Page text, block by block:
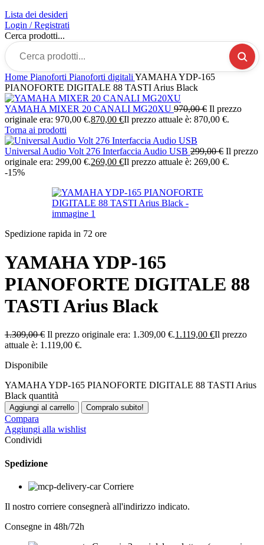
Lista dei desideri
Login / Registrati
Cerca prodotti...
Home Pianoforti Pianoforti digitali YAMAHA YDP-165
PIANOFORTE DIGITALE 88 TASTI Arius Black
YAMAHA MIXER 20 CANALI MG20XU 970,00€ Il prezzo
originale era: 970,00 €.870,00 €Il prezzo attuale è: 870,00 €.
Torna ai prodotti
Universal Audio Volt 276 Interfaccia Audio USB 299,00€ Il prezzo
originale era: 299,00 €.269,00 €Il prezzo attuale è: 269,00 €.
-15%
Spedizione rapida in 72 ore
YAMAHA YDP-165
PIANOFORTE DIGITALE 88
TASTI Arius Black
1.309,00€ Il prezzo originale era: 1.309,00 €.1.119,00 €Il prezzo
attuale è: 1.119,00 €.
Disponibile
YAMAHA YDP-165 PIANOFORTE DIGITALE 88 TASTI Arius
Black quantità
Aggiungi al carrello Compralo subito!
Compara
Aggiungi alla wishlist
Condividi
Spedizione
Corriere
Il nostro corriere consegnerà all'indirizzo indicato.
Consegne in 48h/72h